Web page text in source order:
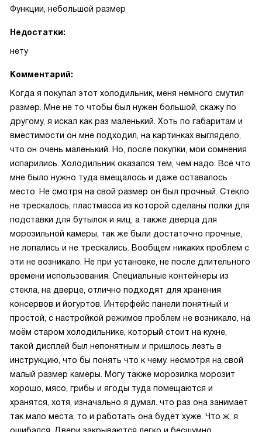
Функции, небольшой размер
Недостатки:
нету
Комментарий:
Когда я покупал этот холодильник, меня немного смутил
размер. Мне не то чтобы был нужен большой, скажу по
другому, я искал как раз маленький. Хоть по габаритам и
вместимости он мне подходил, на картинках выглядело,
что он очень маленький. Но, после покупки, мои сомнения
испарились. Холодильник оказался тем, чем надо. Всё что
мне было нужно туда вмещалось и даже оставалось
место. Не смотря на свой размер он был прочный. Стекло
не трескалось, пластмасса из которой сделаны полки для
подставки для бутылок и яиц, а также дверца для
морозильной камеры, так же были достаточно прочные,
не лопались и не трескались. Вообщем никаких проблем с
эти не возникало. Не при установке, не после длительного
времени использования. Специальные контейнеры из
стекла, на дверце, отлично подходят для хранения
консервов и йогуртов. Интерфейс панели понятный и
простой, с настройкой режимов проблем не возникало, на
моём старом холодильнике, который стоит на кухне,
такой дисплей был непонятным и пришлось лезть в
инструкцию, что бы понять что к чему. несмотря на свой
малый размер камеры. Могу также морозилка морозит
хорошо, мясо, грибы и ягоды туда помещаются и
хранятся, хотя, изначально я думал. что раз она занимает
так мало места, то и работать она будет хуже. Что ж. я